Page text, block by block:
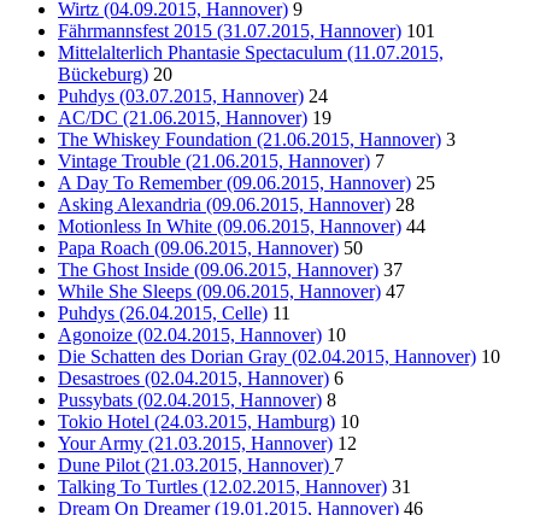
Wirtz (04.09.2015, Hannover) 9
Fährmannsfest 2015 (31.07.2015, Hannover) 101
Mittelalterlich Phantasie Spectaculum (11.07.2015,
Bückeburg) 20
Puhdys (03.07.2015, Hannover) 24
AC/DC (21.06.2015, Hannover) 19
The Whiskey Foundation (21.06.2015, Hannover) 3
Vintage Trouble (21.06.2015, Hannover) 7
A Day To Remember (09.06.2015, Hannover) 25
Asking Alexandria (09.06.2015, Hannover) 28
Motionless In White (09.06.2015, Hannover) 44
Papa Roach (09.06.2015, Hannover) 50
The Ghost Inside (09.06.2015, Hannover) 37
While She Sleeps (09.06.2015, Hannover) 47
Puhdys (26.04.2015, Celle) 11
Agonoize (02.04.2015, Hannover) 10
Die Schatten des Dorian Gray (02.04.2015, Hannover) 10
Desastroes (02.04.2015, Hannover) 6
Pussybats (02.04.2015, Hannover) 8
Tokio Hotel (24.03.2015, Hamburg) 10
Your Army (21.03.2015, Hannover) 12
Dune Pilot (21.03.2015, Hannover) 7
Talking To Turtles (12.02.2015, Hannover) 31
Dream On Dreamer (19.01.2015, Hannover) 46